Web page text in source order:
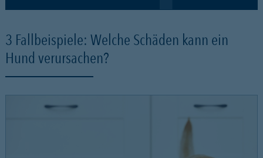
3 Fallbeispiele: Welche Schäden kann ein
Hund verursachen?